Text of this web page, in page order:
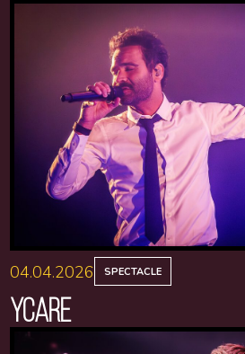
04.04.2026 SPECTACLE
YCARE